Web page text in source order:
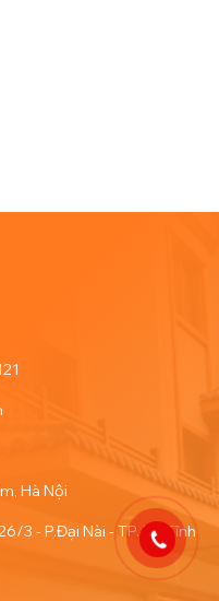
Hà Nội
3 - P.Đại Nài - TP. Hà Tĩnh